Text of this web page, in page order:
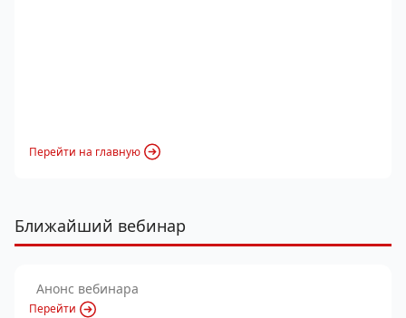
Перейти на главную
Ближайший вебинар
Анонс вебинара
Перейти